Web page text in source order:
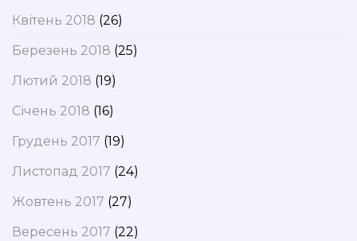
Квітень 2018 (26)
Березень 2018 (25)
Лютий 2018 (19)
Січень 2018 (16)
Грудень 2017 (19)
Листопад 2017 (24)
Жовтень 2017 (27)
Вересень 2017 (22)